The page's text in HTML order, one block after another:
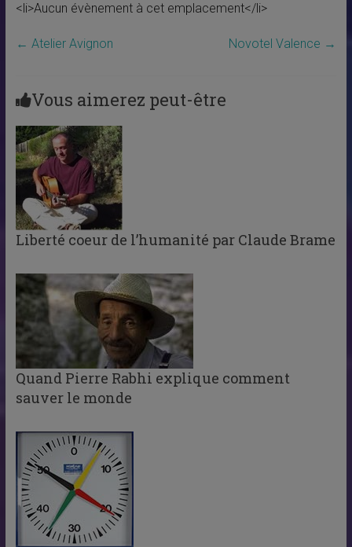
<li>Aucun évènement à cet emplacement</li>
← Atelier Avignon Novotel Valence →
Vous aimerez peut-être
Liberté coeur de l’humanité par Claude Brame
Quand Pierre Rabhi explique comment
sauver le monde